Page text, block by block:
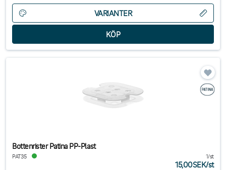
VARIANTER
Bottenrister Patina PP-Plast
PAT35 1/st
15,00SEK/st